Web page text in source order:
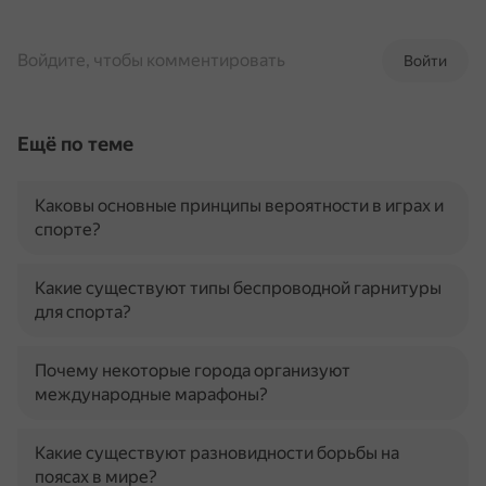
Войти
Войдите, чтобы комментировать
Ещё по теме
Каковы основные принципы вероятности в играх и
спорте?
Какие существуют типы беспроводной гарнитуры
для спорта?
Почему некоторые города организуют
международные марафоны?
Какие существуют разновидности борьбы на
поясах в мире?